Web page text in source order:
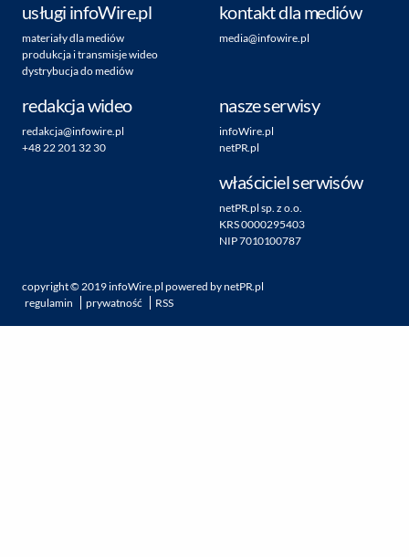
usługi infoWire.pl
materiały dla mediów
produkcja i transmisje wideo
dystrybucja do mediów
kontakt dla mediów
media@infowire.pl
redakcja wideo
redakcja@infowire.pl
+48 22 201 32 30
nasze serwisy
infoWire.pl
netPR.pl
właściciel serwisów
netPR.pl sp. z o.o.
KRS 0000295403
NIP 7010100787
copyright ©2019infoWire.pl powered bynetPR.pl
regulamin
prywatność RSS